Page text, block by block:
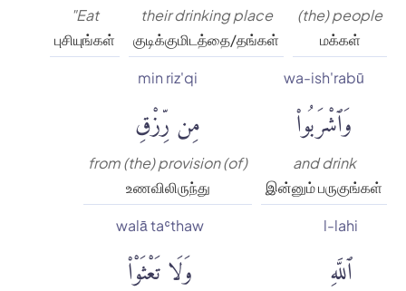
(the) people
மக்கள்
their drinking place
குடிக்குமிடத்தை/தங்கள்
"Eat
புசியுங்கள்
wa-ish'rabū
وَٱشْرَبُوا۟
and drink
இன்னும் பருகுங்கள்
min riz'qi
مِن رِّزْقِ
from (the) provision (of)
உணவிலிருந்து
l-lahi
ٱللَّهِ
walā taʿthaw
وَلَا تَعْثَوْا۟